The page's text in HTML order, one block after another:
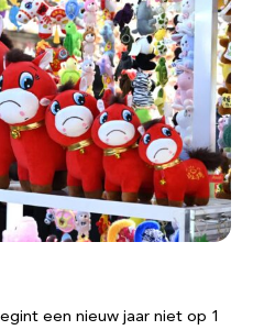
een nieuw jaar niet op 1